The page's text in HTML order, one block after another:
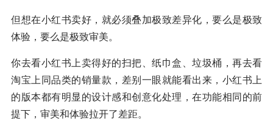
但想在小红书卖好，就必须叠加极致差异化，要么是极致
体验，要么是极致审美。
你去看小红书上卖得好的扫把、纸巾盒、垃圾桶，再去看
淘宝上同品类的销量款，差别一眼就能看出来，小红书上
的版本都有明显的设计感和创意化处理，在功能相同的前
提下，审美和体验拉开了差距。